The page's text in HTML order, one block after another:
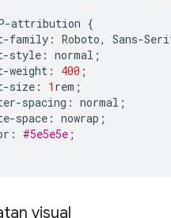
-attribution {
-family : Roboto, Sans-
-style : normal ;
-weight : 400 ;
-size : 1 rem ;
-spacing : normal ;
-space : nowrap ;
: #5e5e5e;
visual